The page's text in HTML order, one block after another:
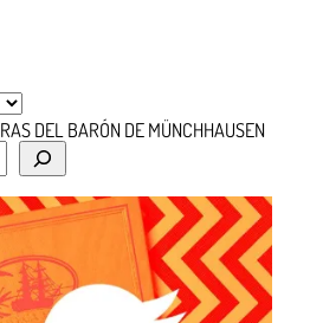
DEL BARÓN DE MÜNCHHAUSEN